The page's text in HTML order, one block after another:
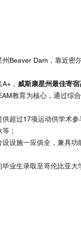
州Beaver Dam，靠近
， 威斯康星州最佳寄
教育为核心，通过
供超过17项运动供学术
；
设设施一应俱全，兼具
毕业生录取至哥伦比亚